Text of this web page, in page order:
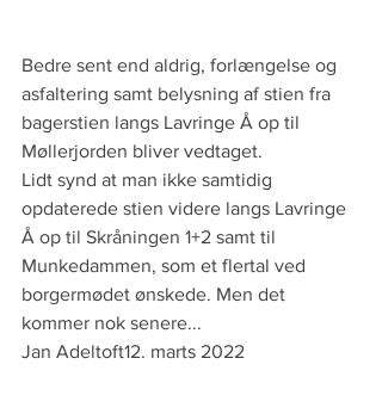
Bedre sent end aldrig, forlængelse og
asfaltering samt belysning af stien fra
bagerstien langs Lavringe Å op til
Møllerjorden bliver vedtaget.
Lidt synd at man ikke samtidig
opdaterede stien videre langs Lavringe
Å op til Skråningen 1+2 samt til
Munkedammen, som et flertal ved
borgermødet ønskede. Men det
kommer nok senere...
Jan Adeltoft12. marts 2022